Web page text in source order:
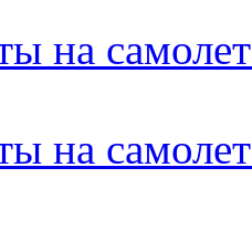
на
на